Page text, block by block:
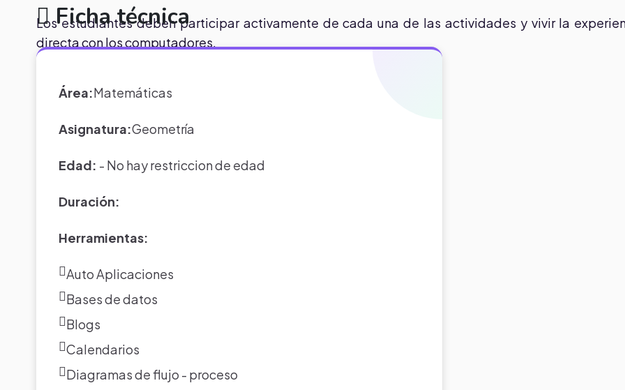
Los estudiantes deben participar activamente de cada una de las actividades y vivir la
directa con los computadores.
Ficha técnica
Área:Matemáticas
Asignatura:Geometría
Edad: - No hay restriccion de edad
Duración:
Herramientas:
Auto Aplicaciones
Bases de datos
Blogs
Calendarios
Diagramas de flujo - proceso